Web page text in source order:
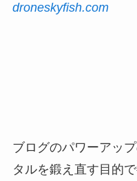
droneskyfish.com
ブログのパワーアッ
タルを鍛え直す目的